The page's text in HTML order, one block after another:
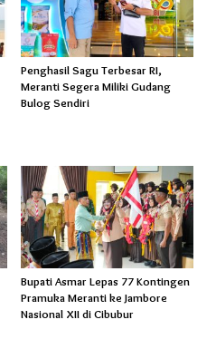
Penghasil Sagu Terbesar RI,
Meranti Segera Miliki Gudang
Bulog Sendiri
Bupati Asmar Lepas 77 Kontingen
Pramuka Meranti ke Jambore
Nasional XII di Cibubur